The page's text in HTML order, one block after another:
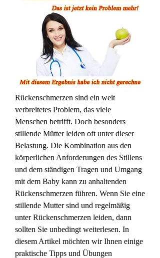
Rückenschmerzen sind ein weit
verbreitetes Problem, das viele
Menschen betrifft. Doch besonders
stillende Mütter leiden oft unter dieser
Belastung. Die Kombination aus den
körperlichen Anforderungen des Stillens
und dem ständigen Tragen und Umgang
mit dem Baby kann zu anhaltenden
Rückenschmerzen führen. Wenn Sie eine
stillende Mutter sind und regelmäßig
unter Rückenschmerzen leiden, dann
sollten Sie unbedingt weiterlesen. In
diesem Artikel möchten wir Ihnen einige
praktische Tipps und Übungen